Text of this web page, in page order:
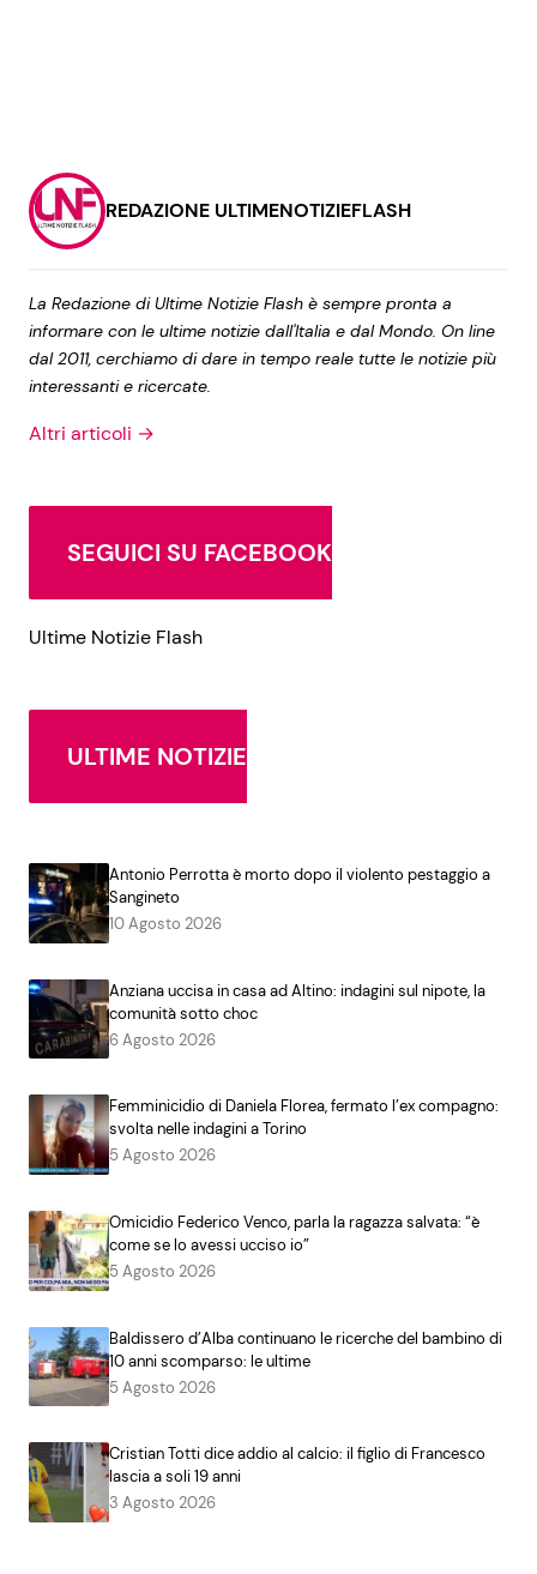
REDAZIONE ULTIMENOTIZIEFLASH
La Redazione di Ultime Notizie Flash è sempre pronta a
informare con le ultime notizie dall'Italia e dal Mondo. On line
dal 2011, cerchiamo di dare in tempo reale tutte le notizie più
interessanti e ricercate.
Altri articoli →
SEGUICI SU FACEBOOK
Ultime Notizie Flash
ULTIME NOTIZIE
Antonio Perrotta è morto dopo il violento pestaggio a
Sangineto
10 Agosto 2026
Anziana uccisa in casa ad Altino: indagini sul nipote, la
comunità sotto choc
6 Agosto 2026
Femminicidio di Daniela Florea, fermato l’ex compagno:
svolta nelle indagini a Torino
5 Agosto 2026
Omicidio Federico Venco, parla la ragazza salvata: “è
come se lo avessi ucciso io”
5 Agosto 2026
Baldissero d’Alba continuano le ricerche del bambino di
10 anni scomparso: le ultime
5 Agosto 2026
Cristian Totti dice addio al calcio: il figlio di Francesco
lascia a soli 19 anni
3 Agosto 2026